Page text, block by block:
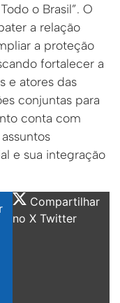
o Brasil”. O
a relação
a proteção
fortalecer a
e atores das
conjuntas para
conta com
e sua integração
Compartilhar
no X Twitter